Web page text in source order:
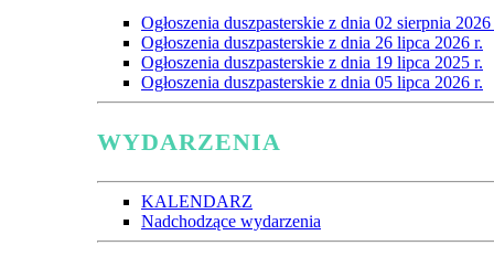
Ogłoszenia duszpasterskie z dnia 02 sierpnia 2026
Ogłoszenia duszpasterskie z dnia 26 lipca 2026 r.
Ogłoszenia duszpasterskie z dnia 19 lipca 2025 r.
Ogłoszenia duszpasterskie z dnia 05 lipca 2026 r.
WYDARZENIA
KALENDARZ
Nadchodzące wydarzenia